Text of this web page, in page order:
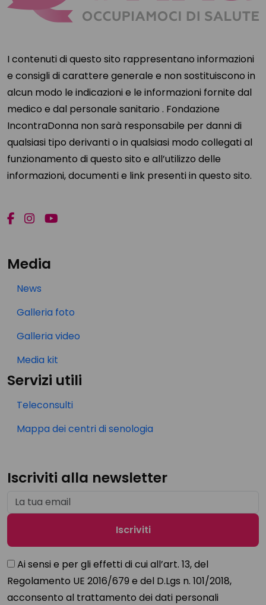
I contenuti di questo sito rappresentano informazioni
e consigli di carattere generale e non sostituiscono in
alcun modo le indicazioni e le informazioni fornite dal
medico e dal personale sanitario . Fondazione
IncontraDonna non sarà responsabile per danni di
qualsiasi tipo derivanti o in qualsiasi modo collegati al
funzionamento di questo sito e all’utilizzo delle
informazioni, documenti e link presenti in questo sito.
Media
News
Galleria foto
Galleria video
Media kit
Servizi utili
Teleconsulti
Mappa dei centri di senologia
Iscriviti alla newsletter
Ai sensi e per gli effetti di cui all’art. 13, del
Regolamento UE 2016/679 e del D.Lgs n. 101/2018,
acconsento al trattamento dei dati personali